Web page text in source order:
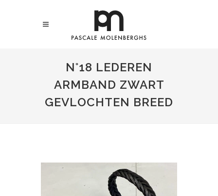
N°18 LEDEREN
ARMBAND ZWART
GEVLOCHTEN BREED